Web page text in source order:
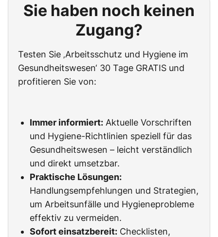
Sie haben noch keinen
Zugang?
Testen Sie ‚Arbeitsschutz und Hygiene im
Gesundheitswesen‘ 30 Tage GRATIS und
profitieren Sie von:
Immer informiert: Aktuelle Vorschriften
und Hygiene-Richtlinien speziell für das
Gesundheitswesen – leicht verständlich
und direkt umsetzbar.
Praktische Lösungen:
Handlungsempfehlungen und Strategien,
um Arbeitsunfälle und Hygieneprobleme
effektiv zu vermeiden.
Sofort einsatzbereit: Checklisten,